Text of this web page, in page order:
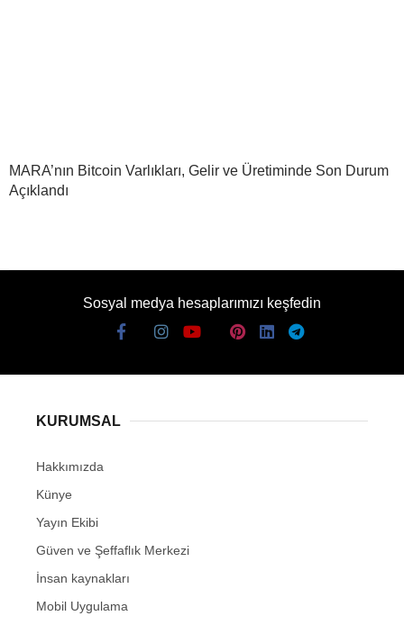
MARA’nın Bitcoin Varlıkları, Gelir ve Üretiminde Son Durum
Açıklandı
Sosyal medya hesaplarımızı keşfedin
KURUMSAL
Hakkımızda
Künye
Yayın Ekibi
Güven ve Şeffaflık Merkezi
İnsan kaynakları
Mobil Uygulama